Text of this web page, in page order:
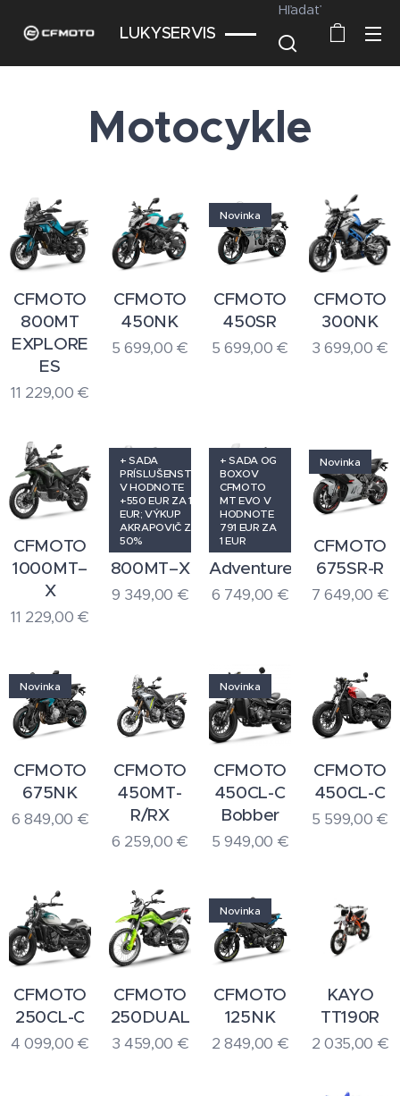
LUKYSERVIS
Hľadať
Motocykle
CFMOTO
800MT
EXPLORE
ES
11 229,00 €
CFMOTO
450NK
5 699,00 €
CFMOTO
450SR
Novinka
5 699,00 €
CFMOTO
300NK
3 699,00 €
CFMOTO
1000MT–
X
11 229,00 €
CFMOTO
800MT–X
+ SADA
PRÍSLUŠENSTVA
V HODNOTE
+550 EUR ZA 1
EUR; VÝKUP
AKRAPOVIČ ZA
50%
9 349,00 €
700MT
Adventure
+ SADA OG
BOXOV
CFMOTO
MT EVO V
HODNOTE
791 EUR ZA
1 EUR
6 749,00 €
CFMOTO
675SR-R
Novinka
7 649,00 €
CFMOTO
675NK
Novinka
6 849,00 €
CFMOTO
450MT-
R/RX
6 259,00 €
CFMOTO
450CL-C
Bobber
Novinka
5 949,00 €
CFMOTO
450CL-C
5 599,00 €
CFMOTO
250CL-C
4 099,00 €
CFMOTO
250DUAL
3 459,00 €
CFMOTO
125NK
Novinka
2 849,00 €
KAYO
TT190R
2 035,00 €